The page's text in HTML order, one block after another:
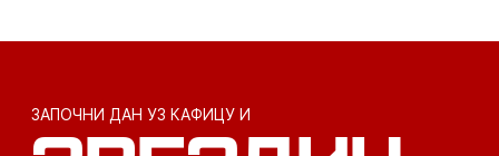
ЗАПОЧНИ ДАН УЗ КАФИЦУ И